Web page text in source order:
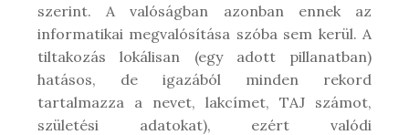
szerint. A valóságban azonban ennek az
informatikai megvalósítása szóba sem kerül. A
tiltakozás lokálisan (egy adott pillanatban)
hatásos, de igazából minden rekord
tartalmazza a nevet, lakcímet, TAJ számot,
születési adatokat), ezért valódi